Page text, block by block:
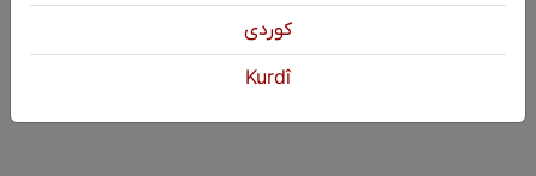
+964 751 430 3262
+964 751 460 9262
info@kurdshop.net
كوردی
Kurdî